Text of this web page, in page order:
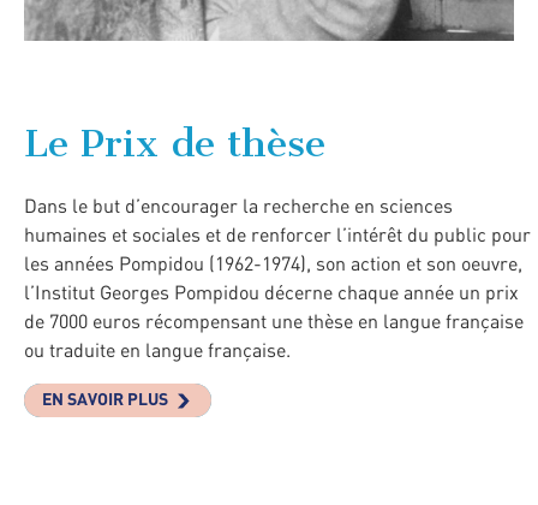
Le Prix de thèse
Dans le but d’encourager la recherche en sciences
humaines et sociales et de renforcer l’intérêt du public pour
les années Pompidou (1962-1974), son action et son oeuvre,
l’Institut Georges Pompidou décerne chaque année un prix
de 7000 euros récompensant une thèse en langue française
ou traduite en langue française.
EN SAVOIR PLUS